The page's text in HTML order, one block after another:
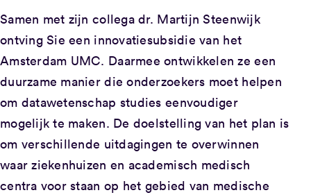
Samen met zijn collega dr. Martijn Steenwijk
ontving Sie een innovatiesubsidie van het
Amsterdam UMC. Daarmee ontwikkelen ze een
duurzame manier die onderzoekers moet helpen
om datawetenschap studies eenvoudiger
mogelijk te maken. De doelstelling van het plan is
om verschillende uitdagingen te overwinnen
waar ziekenhuizen en academisch medisch
centra voor staan op het gebied van medische